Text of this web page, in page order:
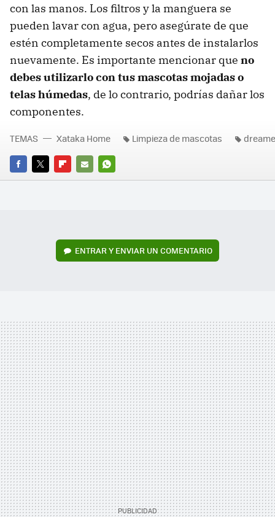
con las manos. Los filtros y la manguera se
pueden lavar con agua, pero asegúrate de que
estén completamente secos antes de instalarlos
nuevamente. Es importante mencionar que no
debes utilizarlo con tus mascotas mojadas o
telas húmedas, de lo contrario, podrías dañar los
componentes.
FACEBOOK
TWITTERFLIPBOARD
E-
WHATSAPP
TEMAS Xataka Home Limpieza de mascotas dreame
ENTRAR Y ENVIAR UN COMENTARIO